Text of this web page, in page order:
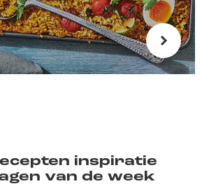
inspiratie
van de week